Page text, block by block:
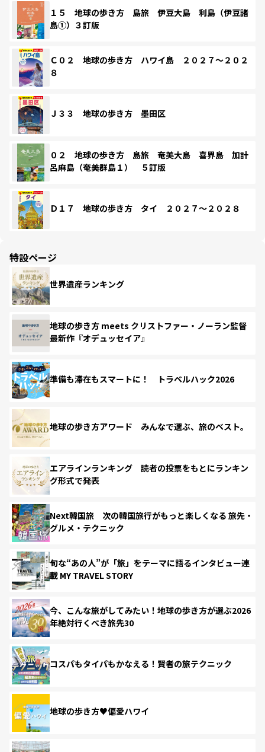
１５ 地球の歩き方 島旅 伊豆大島 利島（伊豆諸
島①）３訂版
Ｃ０２ 地球の歩き方 ハワイ島 ２０２７～２０２
８
Ｊ３３ 地球の歩き方 墨田区
０２ 地球の歩き方 島旅 奄美大島 喜界島 加計
呂麻島（奄美群島１） ５訂版
Ｄ１７ 地球の歩き方 タイ ２０２７～２０２８
特設ページ
世界遺産ランキング
地球の歩き方 meets クリストファー・ノーラン監督
最新作『オデュッセイア』
準備も滞在もスマートに！ トラベルハック2026
地球の歩き方アワード みんなで選ぶ、旅のベスト。
エアラインランキング 読者の投票をもとにランキン
グ形式で発表
Next韓国旅 次の韓国旅行がもっと楽しくなる 旅先・
グルメ・テクニック
旬な“あの人”が「旅」をテーマに語るインタビュー連
載 MY TRAVEL STORY
今、こんな旅がしてみたい！地球の歩き方が選ぶ2026
年絶対行くべき旅先30
コスパもタイパもかなえる！賢者の旅テクニック
地球の歩き方♥偏愛ハワイ